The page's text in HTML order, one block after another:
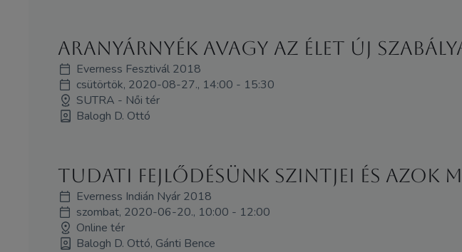
Aranyárnyék avagy az élet új
Everness Fesztivál 2018
csütörtök, 2020-08-27., 14:00 - 15:30
SUTRA - Női tér
Balogh D. Ottó
Tudati fejlődésünk szintjei és azok
Everness Indián Nyár 2018
szombat, 2020-06-20., 10:00 - 12:00
Online tér
Balogh D. Ottó, Gánti Bence